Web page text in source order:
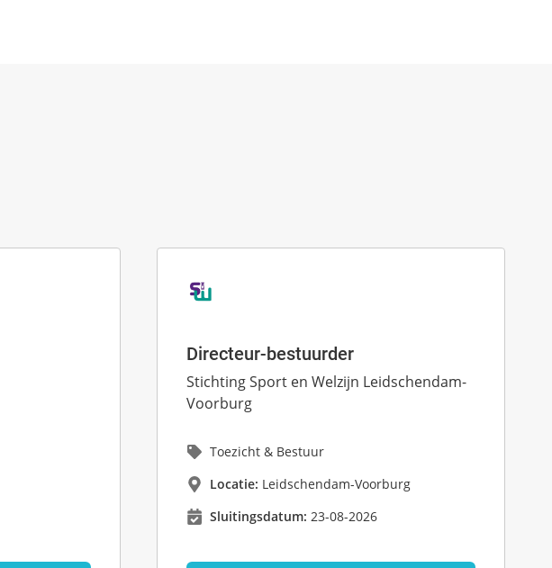
Directeur-bestuurder
Stichting Sport en Welzijn Leidschendam-
Voorburg
Toezicht & Bestuur
Locatie: Leidschendam-Voorburg
Sluitingsdatum: 23-08-2026